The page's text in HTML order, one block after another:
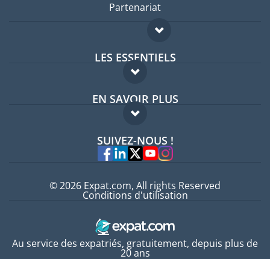
Partenariat
LES ESSENTIELS
Forum expatriés
Guides pays
EN SAVOIR PLUS
FAQ
Experts
SUIVEZ-NOUS !
Au service des expatriés, gratuitement, depuis plus de
20 ans
© 2026 Expat.com, All rights Reserved
Conditions d'utilisation